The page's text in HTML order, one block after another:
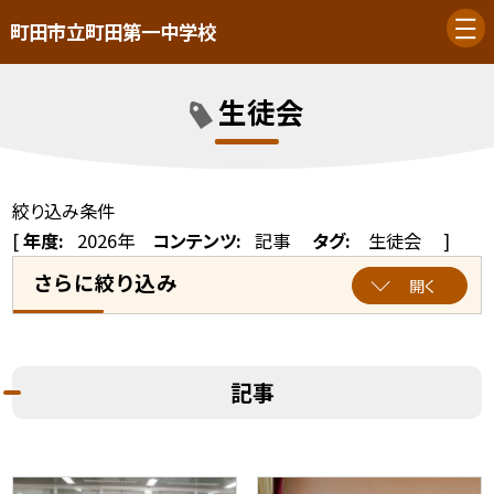
町田市立町田第一中学校
生徒会
絞り込み条件
[年度: 2026年 コンテンツ: 記事 タグ: 生徒会 ]
さらに絞り込み 開く
記事